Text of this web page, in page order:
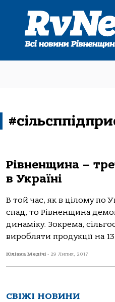
Рівненщина –
в Україні
В той час, як в цілому по
спад, то Рівненщина
динаміку. Зокрема,
виробляти продукції на
Юліана Медічі - 29 Липня, 2017
СВІЖІ НОВИНИ